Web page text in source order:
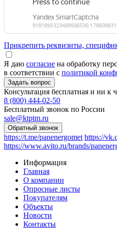
Прикрепить реквизиты,
Я даю согласие на обработку
в соответствии с политикой
Консультация бесплатная и ни к
8 (800) 444-02-50
Бесплатный звонок по России
sale@ktptm.ru
https://t.me/panenergomet https://
https://www.avito.ru/brands/
Информация
Главная
О компании
Опросные листы
Покупателям
Объекты
Новости
Контакты